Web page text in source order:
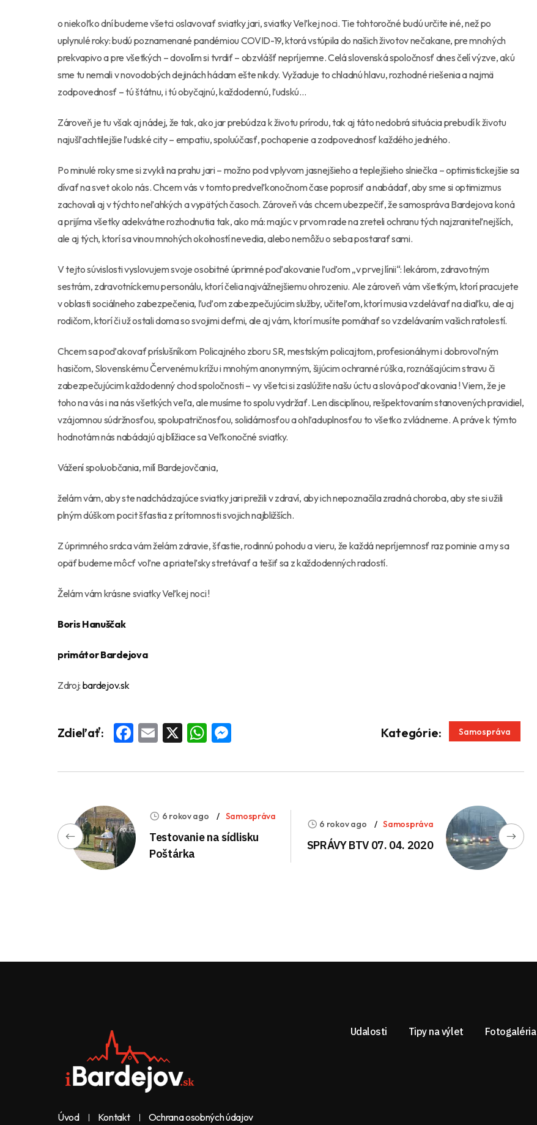
o niekoľko dní budeme všetci oslavovať sviatky jari, sviatky Veľkej noci. Tie tohtoročné budú určite iné, než po
uplynulé roky: budú poznamenané pandémiou COVID-19, ktorá vstúpila do našich životov nečakane, pre mnohých
prekvapivo a pre všetkých – dovolím si tvrdiť – obzvlášť nepríjemne. Celá slovenská spoločnosť dnes čelí výzve, akú
sme tu nemali v novodobých dejinách hádam ešte nikdy. Vyžaduje to chladnú hlavu, rozhodné riešenia a najmä
zodpovednosť – tú štátnu, i tú obyčajnú, každodennú, ľudskú…
Zároveň je tu však aj nádej, že tak, ako jar prebúdza k životu prírodu, tak aj táto nedobrá situácia prebudí k životu
najušľachtilejšie ľudské city – empatiu, spoluúčasť, pochopenie a zodpovednosť každého jedného.
Po minulé roky sme si zvykli na prahu jari – možno pod vplyvom jasnejšieho a teplejšieho slniečka – optimistickejšie sa
dívať na svet okolo nás. Chcem vás v tomto predveľkonočnom čase poprosiť a nabádať, aby sme si optimizmus
zachovali aj v týchto neľahkých a vypätých časoch. Zároveň vás chcem ubezpečiť, že samospráva Bardejova koná
a prijíma všetky adekvátne rozhodnutia tak, ako má: majúc v prvom rade na zreteli ochranu tých najzraniteľnejších,
ale aj tých, ktorí sa vinou mnohých okolností nevedia, alebo nemôžu o seba postarať sami.
V tejto súvislosti vyslovujem svoje osobitné úprimné poďakovanie ľuďom „v prvej línii“: lekárom, zdravotným
sestrám, zdravotníckemu personálu, ktorí čelia najvážnejšiemu ohrozeniu. Ale zároveň vám všetkým, ktorí pracujete
v oblasti sociálneho zabezpečenia, ľuďom zabezpečujúcim služby, učiteľom, ktorí musia vzdelávať na diaľku, ale aj
rodičom, ktorí či už ostali doma so svojimi deťmi, ale aj vám, ktorí musíte pomáhať so vzdelávaním vašich ratolestí.
Chcem sa poďakovať príslušníkom Policajného zboru SR, mestským policajtom, profesionálnym i dobrovoľným
hasičom, Slovenskému Červenému krížu i mnohým anonymným, šijúcim ochranné rúška, roznášajúcim stravu či
zabezpečujúcim každodenný chod spoločnosti – vy všetci si zaslúžite našu úctu a slová poďakovania ! Viem, že je
toho na vás i na nás všetkých veľa, ale musíme to spolu vydržať. Len disciplínou, rešpektovaním stanovených pravidiel,
vzájomnou súdržnosťou, spolupatričnosťou, solidárnosťou a ohľaduplnosťou to všetko zvládneme. A práve k týmto
hodnotám nás nabádajú aj blížiace sa Veľkonočné sviatky.
Vážení spoluobčania, milí Bardejovčania,
želám vám, aby ste nadchádzajúce sviatky jari prežili v zdraví, aby ich nepoznačila zradná choroba, aby ste si užili
plným dúškom pocit šťastia z prítomnosti svojich najbližších.
Z úprimného srdca vám želám zdravie, šťastie, rodinnú pohodu a vieru, že každá nepríjemnosť raz pominie a my sa
opäť budeme môcť voľne a priateľsky stretávať a tešiť sa z každodenných radostí.
Želám vám krásne sviatky Veľkej noci !
Boris Hanuščak
primátor Bardejova
Zdroj: bardejov.sk
Zdieľať: Facebook
Email
X WhatsApp
Messenger Kategórie: Samospráva
6 rokov ago Samospráva
Testovanie na sídlisku
Poštárka
6 rokov ago Samospráva
SPRÁVY BTV 07. 04. 2020
Úvod Kontakt Ochrana osobných údajov
Udalosti Tipy na výlet Fotogaléria